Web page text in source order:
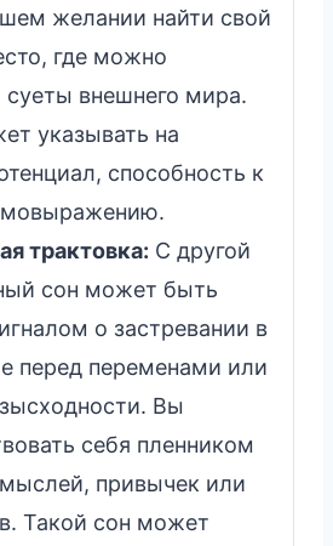
желании найти свой
где можно
суеты внешнего мира.
указывать на
способность к
трактовка: С другой
сон может быть
о застревании в
перед переменами или
Вы
себя пленником
привычек или
Такой сон может